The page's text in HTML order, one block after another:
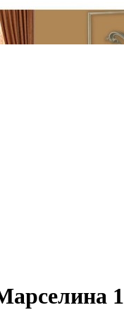
1